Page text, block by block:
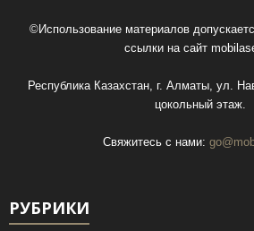
©Использование материалов
ссылки на сайт
Республика Казахстан, г. Алматы, ул.
цокольный этаж.
Свяжитесь с нами:
РУБРИКИ